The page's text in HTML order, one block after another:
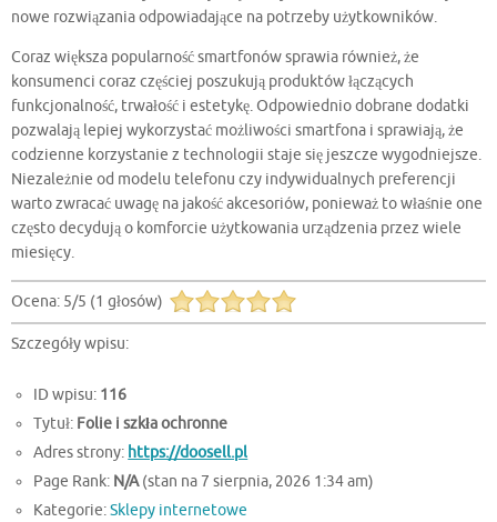
nowe rozwiązania odpowiadające na potrzeby użytkowników.
Coraz większa popularność smartfonów sprawia również, że
konsumenci coraz częściej poszukują produktów łączących
funkcjonalność, trwałość i estetykę. Odpowiednio dobrane dodatki
pozwalają lepiej wykorzystać możliwości smartfona i sprawiają, że
codzienne korzystanie z technologii staje się jeszcze wygodniejsze.
Niezależnie od modelu telefonu czy indywidualnych preferencji
warto zwracać uwagę na jakość akcesoriów, ponieważ to właśnie one
często decydują o komforcie użytkowania urządzenia przez wiele
miesięcy.
Ocena: 5/5 (1 głosów)
Szczegóły wpisu:
ID wpisu: 116
Tytuł: Folie i szkła ochronne
Adres strony: https://doosell.pl
Page Rank: N/A(stan na 7 sierpnia, 2026 1:34 am)
Kategorie:Sklepy internetowe